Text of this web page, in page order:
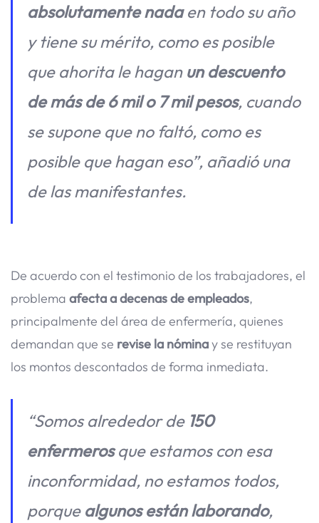
absolutamente nadaen todo su año
y tiene su mérito, como es posible
que ahorita le hagan un descuento
de más de 6 mil o 7 mil pesos, cuando
se supone que no faltó, como es
posible que hagan eso”, añadió una
de las manifestantes.
De acuerdo con el testimonio de los trabajadores, el
problema afecta a decenas de empleados,
principalmente del área de enfermería, quienes
demandan que se revise la nóminay se restituyan
los montos descontados de forma inmediata.
“Somos alrededor de150
enfermerosque estamos con esa
inconformidad, no estamos todos,
porque algunos están laborando,